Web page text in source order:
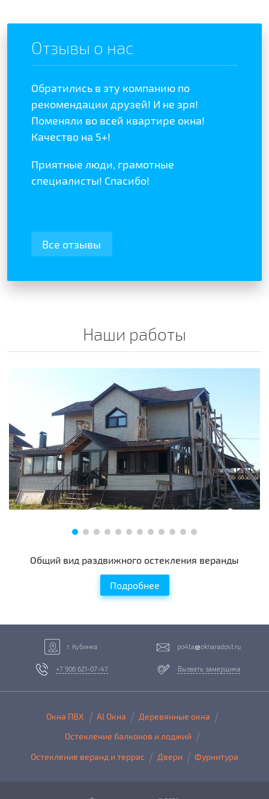
Отзывы о нас
Обратились в эту компанию по
рекомендации друзей! И не зря!
Поменяли во всей квартире окна!
Качество на 5+!
Приятные люди, грамотные
специалисты! Спасибо!
Все отзывы
Наши работы
Общий вид раздвижного остекления веранды
Подробнее
г. Кубинка po4ta oknaradost.ru
+7 906 621-07-47 Вызвать замерщика
Окна ПВХ Al Окна
Деревянные окна
Остекление балконов и лоджий
Остекление веранд и террас
Двери Фурнитура